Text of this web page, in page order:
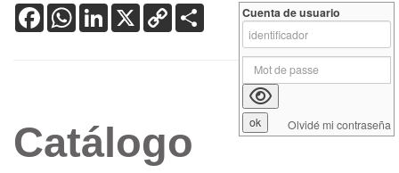
FacebookWhatsApp
LinkedIn
X Copy
Link
Catálogo
Cuenta de usuario
Olvidé mi contraseña